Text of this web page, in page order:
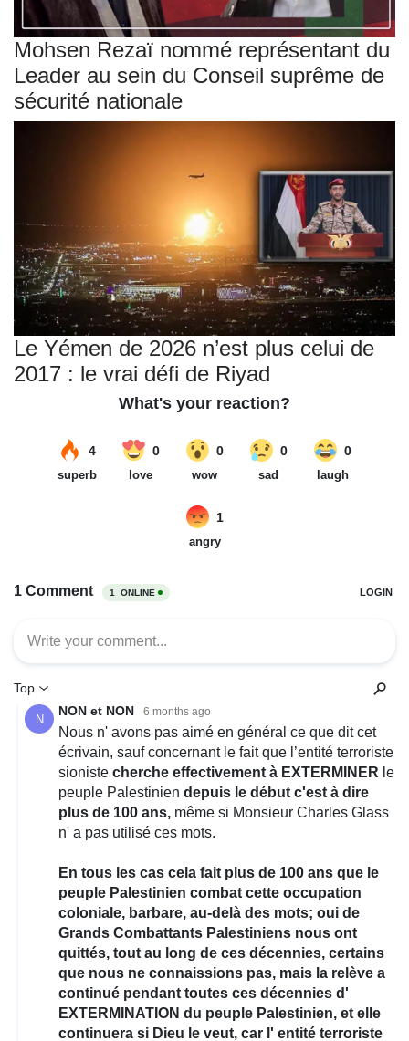
Mohsen Rezaï nommé représentant du
Leader au sein du Conseil suprême de
sécurité nationale
Le Yémen de 2026 n’est plus celui de
2017 : le vrai défi de Riyad